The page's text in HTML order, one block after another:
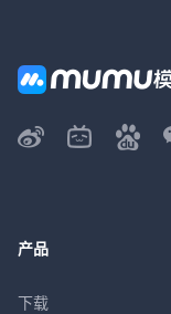
产品
下载